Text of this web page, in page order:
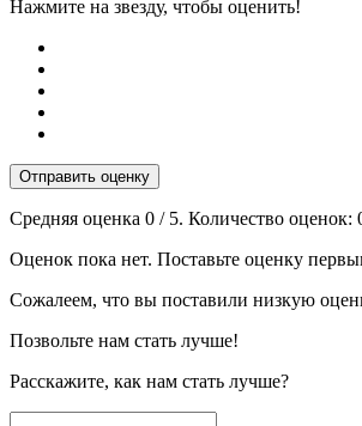
Нажмите на звезду, чтобы оценить!
Отправить оценку
Средняя оценка 0 / 5. Количество оценок:
Оценок пока нет. Поставьте оценку
Сожалеем, что вы поставили низкую
Позвольте нам стать лучше!
Расскажите, как нам стать лучше?